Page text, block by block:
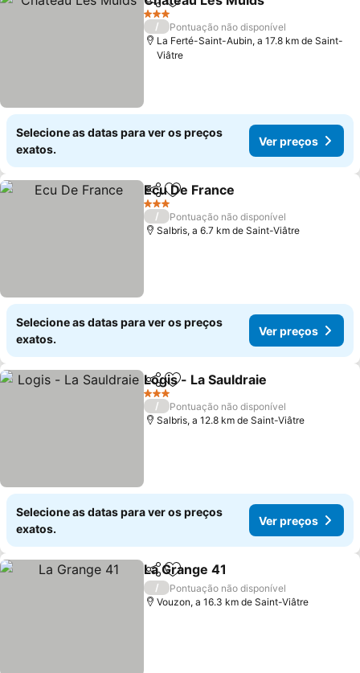
PartilharAdicionar aos favoritos
3 Estrelas
/
Pontuação não disponível
La Ferté-Saint-Aubin, a 17.8 km de Saint-
Viâtre
Selecione as datas para ver os preços
exatos.
Ver preços
PartilharAdicionar aos favoritos
Ecu De France
3 Estrelas
/
Pontuação não disponível
Salbris, a 6.7 km de Saint-Viâtre
Selecione as datas para ver os preços
exatos.
Ver preços
PartilharAdicionar aos favoritos
Logis - La Sauldraie
3 Estrelas
/
Pontuação não disponível
Salbris, a 12.8 km de Saint-Viâtre
Selecione as datas para ver os preços
exatos.
Ver preços
PartilharAdicionar aos favoritos
La Grange 41
/
Pontuação não disponível
Vouzon, a 16.3 km de Saint-Viâtre